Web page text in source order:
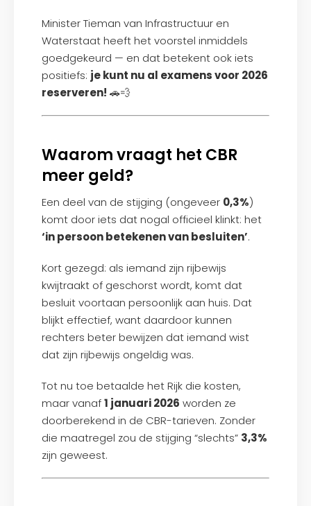
Minister Tieman van Infrastructuur en
Waterstaat heeft het voorstel inmiddels
goedgekeurd — en dat betekent ook iets
positiefs: je kunt nu al examens voor 2026
reserveren! 🚗💨
Waarom vraagt het CBR
meer geld?
Een deel van de stijging (ongeveer 0,3%)
komt door iets dat nogal officieel klinkt: het
‘in persoon betekenen van besluiten’.
Kort gezegd: als iemand zijn rijbewijs
kwijtraakt of geschorst wordt, komt dat
besluit voortaan persoonlijk aan huis. Dat
blijkt effectief, want daardoor kunnen
rechters beter bewijzen dat iemand wist
dat zijn rijbewijs ongeldig was.
Tot nu toe betaalde het Rijk die kosten,
maar vanaf1 januari 2026 worden ze
doorberekend in de CBR-tarieven. Zonder
die maatregel zou de stijging “slechts” 3,3%
zijn geweest.